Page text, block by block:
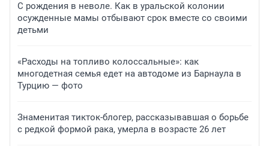
С рождения в неволе. Как в уральской колонии
осужденные мамы отбывают срок вместе со своими
детьми
«Расходы на топливо колоссальные»: как
многодетная семья едет на автодоме из Барнаула в
Турцию — фото
Знаменитая тикток-блогер, рассказывавшая о борьбе
с редкой формой рака, умерла в возрасте 26 лет